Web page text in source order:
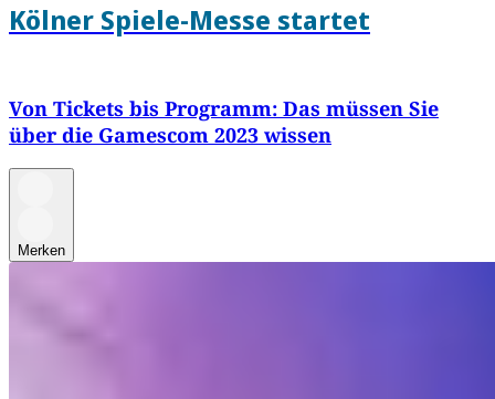
Kölner Spiele-Messe startet
Von Tickets bis Programm: Das müssen Sie
über die Gamescom 2023 wissen
Merken